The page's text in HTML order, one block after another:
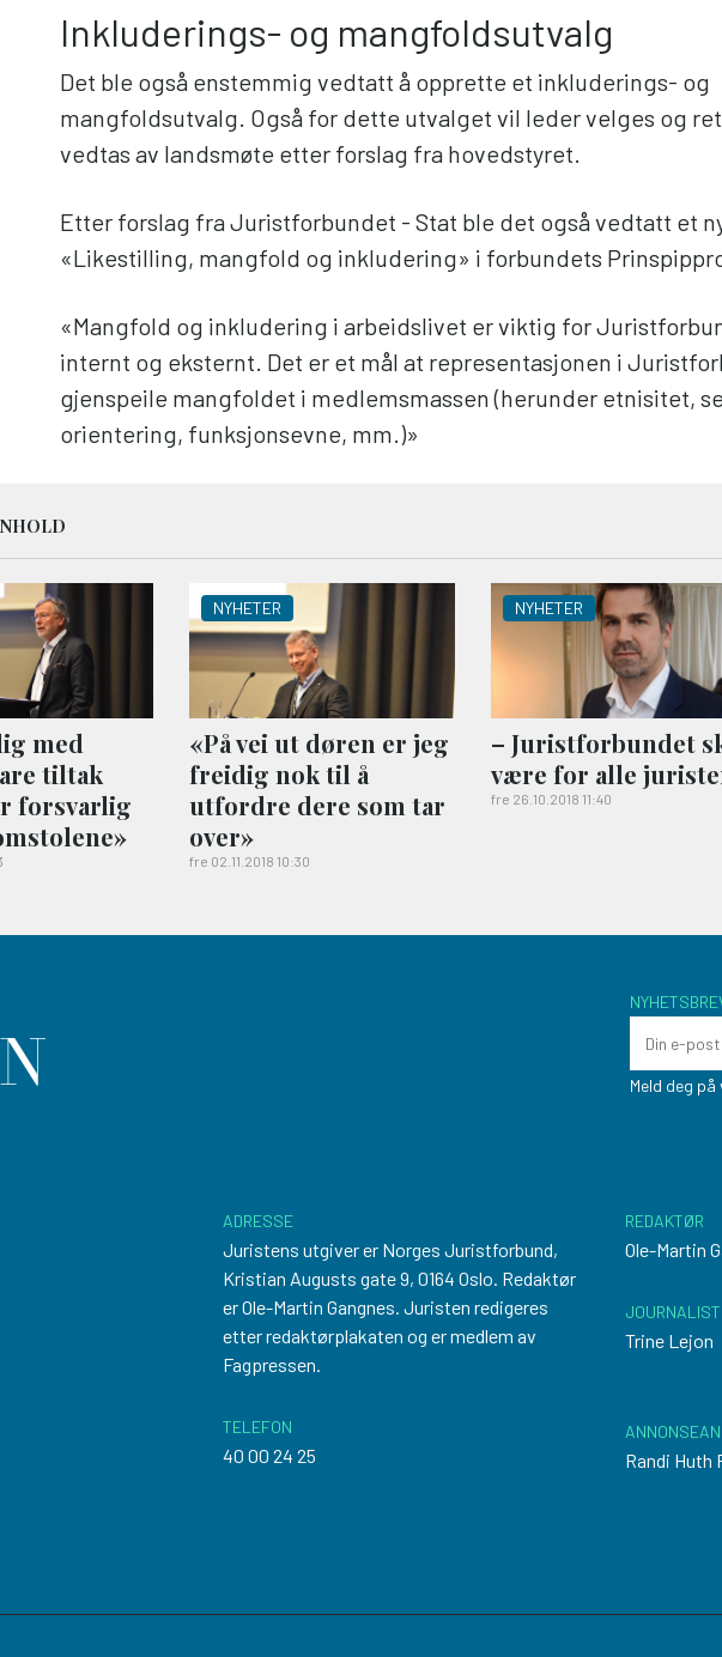
Inkluderings- og mangfoldsutvalg
Det ble også enstemmig vedtatt å opprette et inkluderings- og
mangfoldsutvalg. Også for dette utvalget vil leder velges og
vedtas av landsmøte etter forslag fra hovedstyret.
Etter forslag fra Juristforbundet - Stat ble det også vedtatt et
«Likestilling, mangfold og inkludering» i forbundets
«Mangfold og inkludering i arbeidslivet er viktig for
internt og eksternt. Det er et mål at representasjonen i
gjenspeile mangfoldet i medlemsmassen (herunder etnisitet,
orientering, funksjonsevne, mm.)»
med
tiltak
forsvarlig
NYHETER
«På vei ut døren er jeg
freidig nok til å
utfordre dere som tar
over»
fre 02.11.2018 10:30
NYHETER
– Jurist­forbundet
være for alle
fre 26.10.2018 11:40
Meld deg
ADRESSE
Juristens utgiver er Norges Juristforbund,
Kristian Augusts gate 9, 0164 Oslo. Redaktør
er Ole-Martin Gangnes. Juristen redigeres
etterredaktørplakaten og er medlem av
Fagpressen.
TELEFON
40 00 24 25
REDAKTØR
Ole-Martin
JOURNALIST
Trine Lejon
Randi Huth